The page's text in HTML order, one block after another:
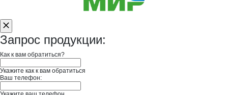
Запрос продукции:
Как к вам обратиться?
Укажите как к вам обратиться
Ваш телефон: